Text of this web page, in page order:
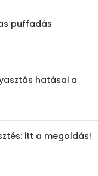
puffadás
hatásai a
itt a megoldás!